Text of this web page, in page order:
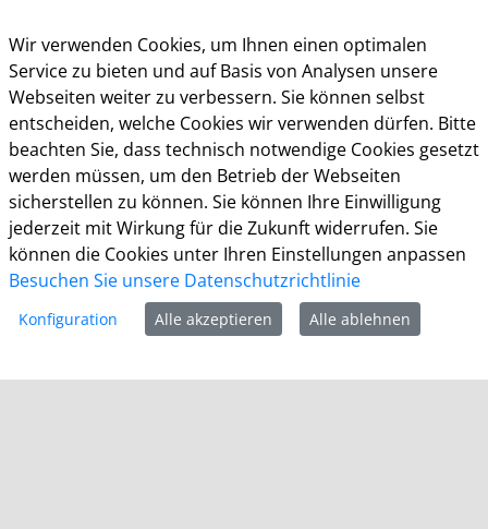
51311 Leverkusen
Telefon: +49 (0)214 406-0
Telefax: +49 (0)214 406-11004
postmaster@stadt.leverkusen.de
Öffnungszeiten
Die allgemeinen Servicezeiten der Verwaltung
(telefonische Erreichbarkeit) sind:
Montag bis Donnerstag: 8.30 bis 15.30 Uhr
Wir verwenden Cookies, um Ihnen einen optimalen
Service zu bieten und auf Basis von Analysen unsere
Webseiten weiter zu verbessern. Sie können selbst
entscheiden, welche Cookies wir verwenden dürfen. Bitte
beachten Sie, dass technisch notwendige Cookies gesetzt
werden müssen, um den Betrieb der Webseiten
sicherstellen zu können. Sie können Ihre Einwilligung
jederzeit mit Wirkung für die Zukunft widerrufen. Sie
können die Cookies unter Ihren Einstellungen anpassen
Besuchen Sie unsere Datenschutzrichtlinie
Konfiguration Alle akzeptieren Alle ablehnen